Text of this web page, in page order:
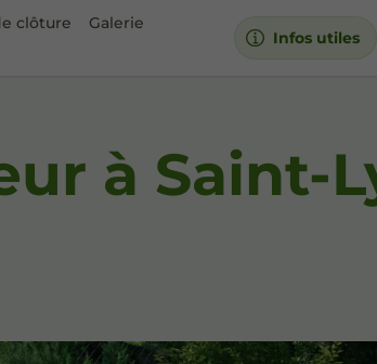
clôture
Galerie
Infos utiles
à Saint-